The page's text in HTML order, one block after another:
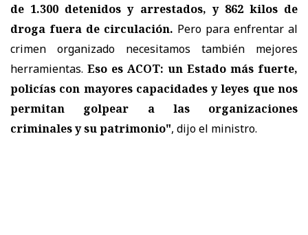
de 1.300 detenidos y arrestados, y 862 kilos de
droga fuera de circulación. Pero para enfrentar al
crimen organizado necesitamos también mejores
herramientas. Eso es ACOT: un Estado más fuerte,
policías con mayores capacidades y leyes que nos
permitan golpear a las organizaciones
criminales y su patrimonio", dijo el ministro.